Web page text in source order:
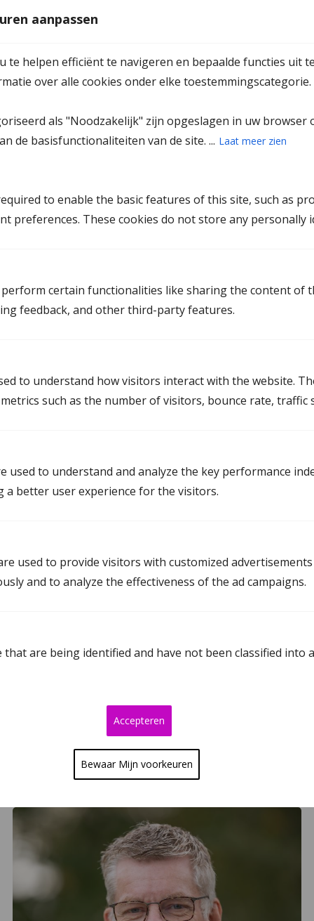
aanpassen
te helpen efficiënt te navigeren en bepaalde functies uit
over alle cookies onder elke toestemmingscategorie.
als "Noodzakelijk" zijn opgeslagen in uw browser
de basisfunctionaliteiten van de site. ... Laat meer zien
to enable the basic features of this site, such as
preferences. These cookies do not store any personally
certain functionalities like sharing the content of
feedback, and other third-party features.
to understand how visitors interact with the website.
such as the number of visitors, bounce rate, traffic
used to understand and analyze the key performance
a better user experience for the visitors.
used to provide visitors with customized
and to analyze the effectiveness of the ad campaigns.
are being identified and have not been classified into
Bewaar Mijn voorkeuren
Accepteren
Sandra Winters
Leonard Faber
Way Ying Lee